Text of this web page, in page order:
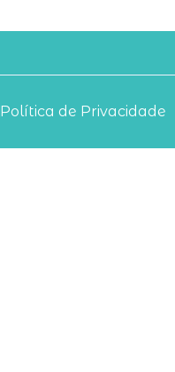
Política de Privacidade